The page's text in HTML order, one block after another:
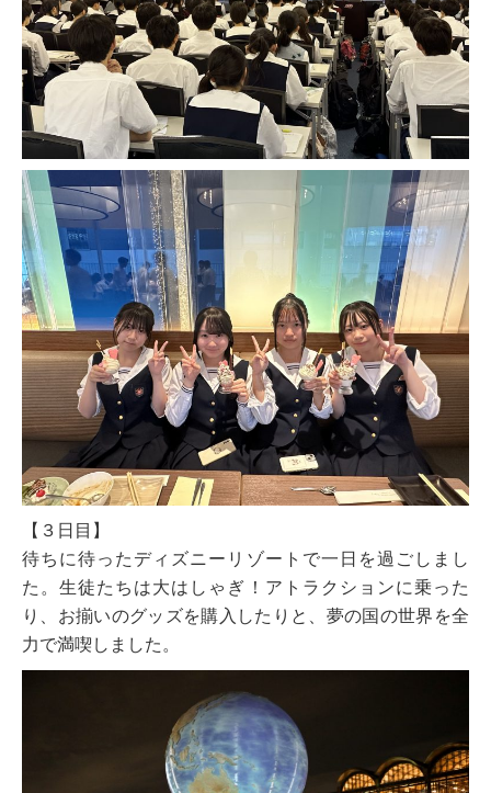
【３日目】
待ちに待ったディズニーリゾートで一日を過ごしまし
た。生徒たちは大はしゃぎ！アトラクションに乗った
り、お揃いのグッズを購入したりと、夢の国の世界を全
力で満喫しました。